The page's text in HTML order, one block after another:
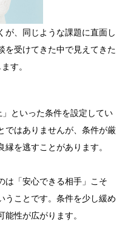
が、同じような課題に直面し
を受けてきた中で見えてきた
す。
」といった条件を設定してい
ではありませんが、条件が厳
を逃すことがあります。
は「安心できる相手」こそ
うことです。条件を少し緩め
性が広がります。